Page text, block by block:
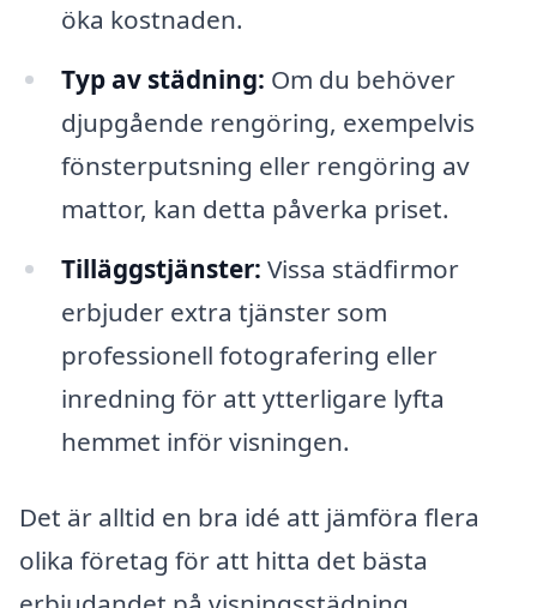
öka kostnaden.
Typ av städning: Om du behöver
djupgående rengöring, exempelvis
fönsterputsning eller rengöring av
mattor, kan detta påverka priset.
Tilläggstjänster: Vissa städfirmor
erbjuder extra tjänster som
professionell fotografering eller
inredning för att ytterligare lyfta
hemmet inför visningen.
Det är alltid en bra idé att jämföra flera
olika företag för att hitta det bästa